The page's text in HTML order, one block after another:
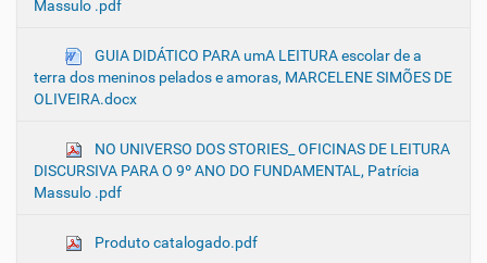
Massulo .pdf
GUIA DIDÁTICO PARA umA LEITURA escolar de a
terra dos meninos pelados e amoras, MARCELENE SIMÕES DE
OLIVEIRA.docx
NO UNIVERSO DOS STORIES_ OFICINAS DE LEITURA
DISCURSIVA PARA O 9º ANO DO FUNDAMENTAL, Patrícia
Massulo .pdf
Produto catalogado.pdf